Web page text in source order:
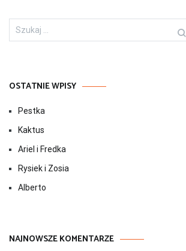
Szukaj:
OSTATNIE WPISY
Pestka
Kaktus
Ariel i Fredka
Rysiek i Zosia
Alberto
NAJNOWSZE KOMENTARZE